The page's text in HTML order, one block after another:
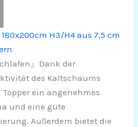
180x200cm H3/H4 aus 7,5 cm
』Dank der
des Kaltschaums
Topper ein angenehmes
und eine gute
Außerdem bietet die